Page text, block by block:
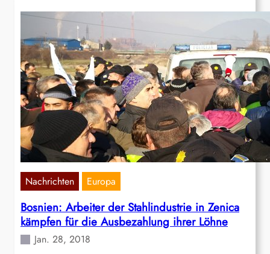
Nachrichten Europa
Bosnien: Arbeiter der Stahlindustrie in Zenica
kämpfen für die Ausbezahlung ihrer Löhne
Jan. 28, 2018